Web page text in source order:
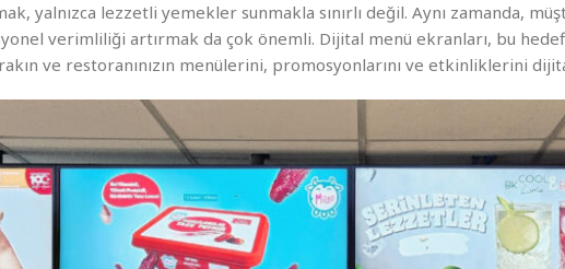
yalnızca lezzetli yemekler sunmakla sınırlı değil. Aynı zamanda,
verimliliği artırmak da çok önemli. Dijital menü ekranları, bu
ve restoranınızın menülerini, promosyonlarını ve etkinliklerini